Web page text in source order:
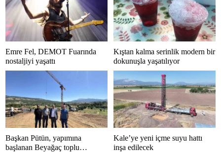
Emre Fel, DEMOT Fuarında
nostaljiyi yaşattı
Kıştan kalma serinlik modern bir
dokunuşla yaşatılıyor
Başkan Pütün, yapımına
başlanan Beyağaç toplu
Kale’ye yeni içme suyu hattı
inşa edilecek